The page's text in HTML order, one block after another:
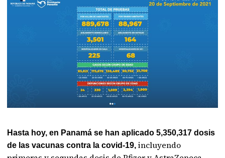
Hasta hoy, en Panamá se han aplicado 5,350,317 dosis
de las vacunas contra la covid-19, incluyendo